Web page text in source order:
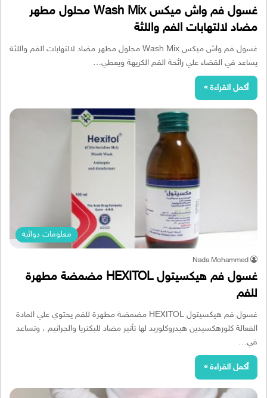
غسول فم واش ميكس Wash Mix محلول مطهر
مضاد لالتهابات الفم واللثة
غسول فم واش ميكس Wash Mix محلول مطهر مضاد لالتهابات الفم واللثة
يساعد في القضاء علي رائحة الفم الكريهة ويعطي…
أكمل القراءة »
معلومات دوائية
Nada Mohammed
غسول فم هيكسيتول HEXITOL مضمضة مطهرة
للفم
غسول فم هيكسيتول HEXITOL مضمضة مطهرة للفم يحتوي علي المادة
الفعالة كلورهكسيدين هيدروكلوريد لها تأثير مضاد للبكتريا والجراثيم ، وتساعد
في…
أكمل القراءة »